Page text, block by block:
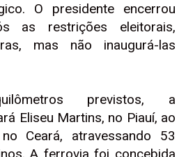
O presidente encerrou
as restrições eleitorais,
mas não inaugurá-las
previstos, a
Eliseu Martins, no Piauí, ao
Ceará, atravessando 53